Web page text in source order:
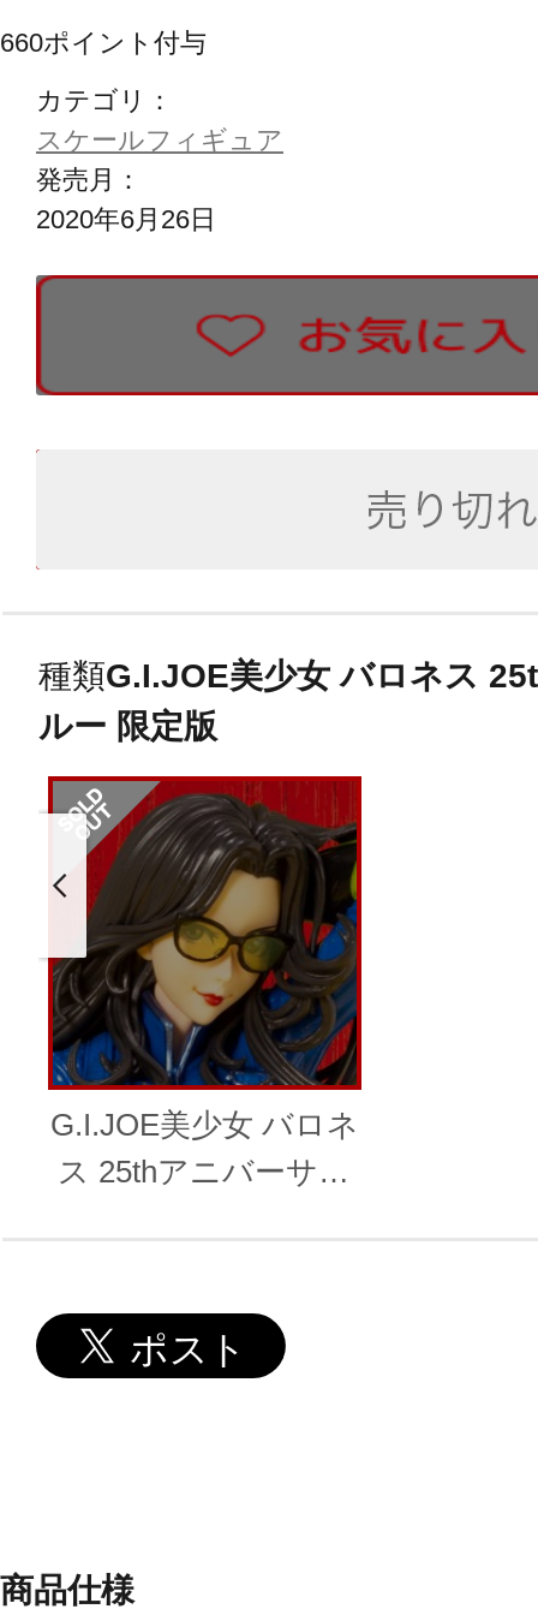
660ポイント付与
カテゴリ：
スケールフィギュア
発売月：
2020年6月26日
種類G.I.JOE美少女 バロネス
ルー 限定版
G.I.JOE美少女 バロネ
ス 25thアニバーサリ
商品仕様